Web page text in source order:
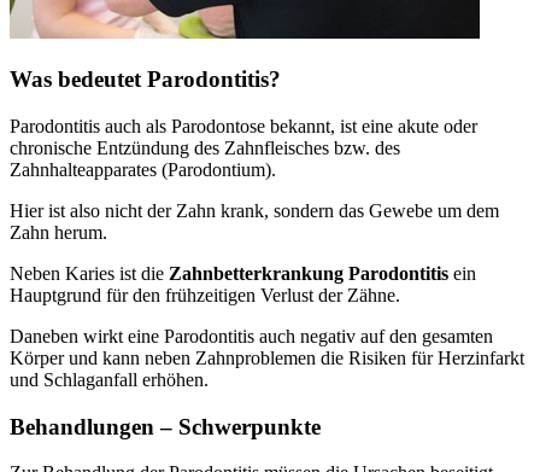
Was bedeutet Parodontitis?
Parodontitis auch als Parodontose bekannt, ist eine akute oder
chronische Entzündung des Zahnfleisches bzw. des
Zahnhalteapparates (Parodontium).
Hier ist also nicht der Zahn krank, sondern das Gewebe um dem
Zahn herum.
Neben Karies ist die Zahnbetterkrankung Parodontitis ein
Hauptgrund für den frühzeitigen Verlust der Zähne.
Daneben wirkt eine Parodontitis auch negativ auf den gesamten
Körper und kann neben Zahnproblemen die Risiken für Herzinfarkt
und Schlaganfall erhöhen.
Behandlungen – Schwerpunkte